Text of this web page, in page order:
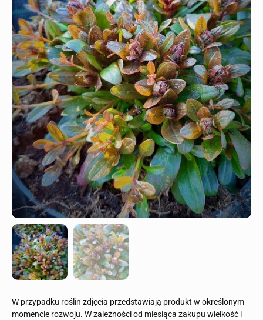
W przypadku roślin zdjęcia przedstawiają produkt w określonym
momencie rozwoju. W zależności od miesiąca zakupu wielkość i